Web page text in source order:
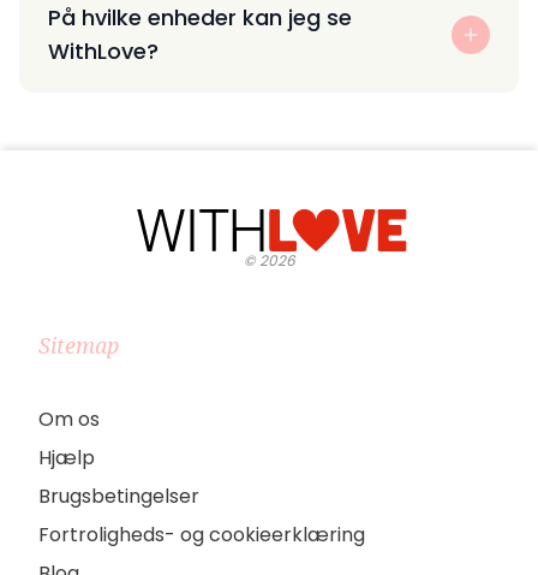
På hvilke enheder kan jeg se
WithLove?
©2026
Sitemap
Om os
Hjælp
Brugsbetingelser
Fortroligheds- og cookieerklæring